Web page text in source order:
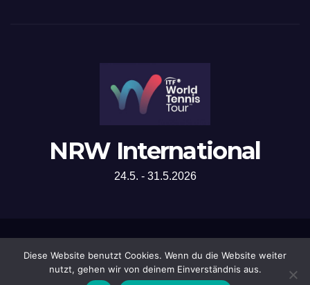
NRW International
24.5. - 31.5.2026
Impressum Datenschutzerklärung
Diese Website benutzt Cookies. Wenn du die Website weiter
nutzt, gehen wir von deinem Einverständnis aus.